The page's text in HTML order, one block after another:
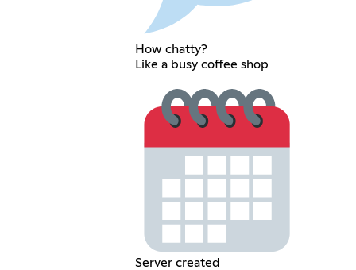
How chatty?
Like a busy coffee shop
Server created